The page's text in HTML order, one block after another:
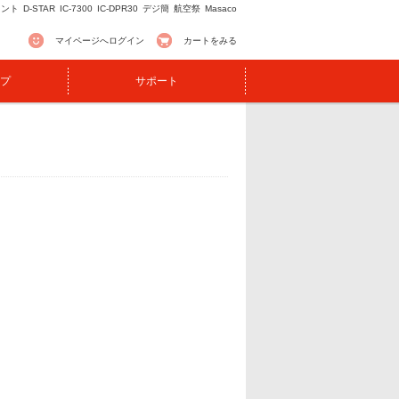
ト D-STAR IC-7300 IC-DPR30 デジ簡 航空祭 Masaco
マイページへログイン カートをみる
サポート